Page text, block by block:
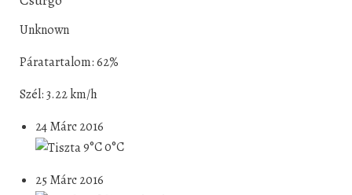
Unknown
Páratartalom: 62%
Szél: 3.22 km/h
24 Márc 2016
9°C0°C
25 Márc 2016